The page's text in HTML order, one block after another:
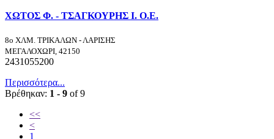
ΧΩΤΟΣ Φ. - ΤΣΑΓΚΟΥΡΗΣ Ι. Ο.Ε.
8ο ΧΛΜ. ΤΡΙΚΑΛΩΝ - ΛΑΡΙΣΗΣ
ΜΕΓΑΛΟΧΩΡΙ, 42150
2431055200
Περισσότερα...
Βρέθηκαν: 1 - 9 of 9
<<
<
1